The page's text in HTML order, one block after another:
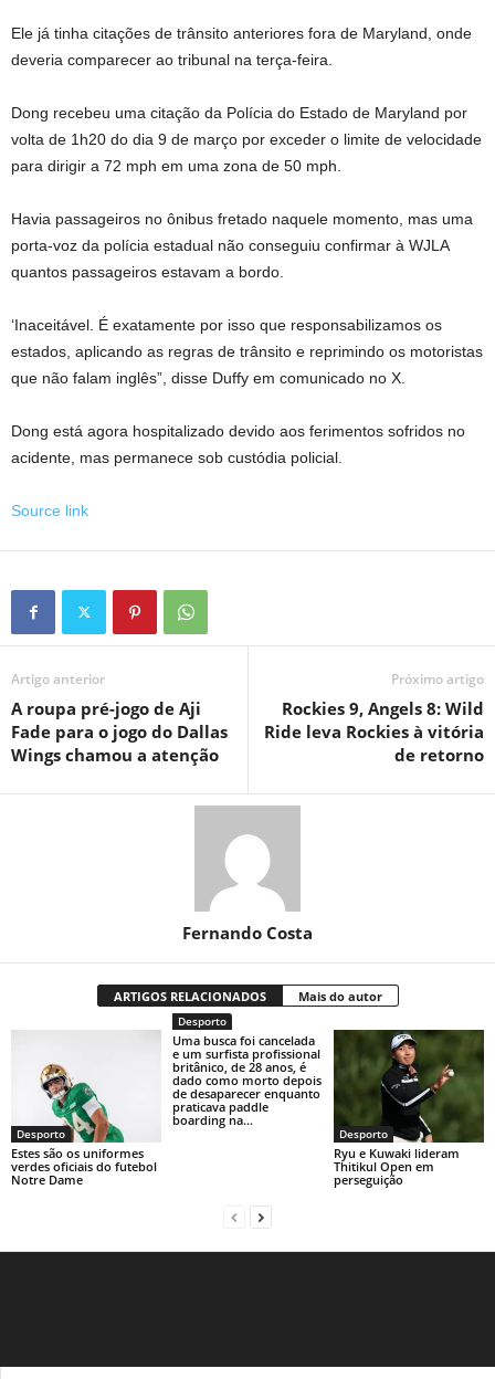
Ele já tinha citações de trânsito anteriores fora de Maryland, onde
deveria comparecer ao tribunal na terça-feira.
Dong recebeu uma citação da Polícia do Estado de Maryland por
volta de 1h20 do dia 9 de março por exceder o limite de velocidade
para dirigir a 72 mph em uma zona de 50 mph.
Havia passageiros no ônibus fretado naquele momento, mas uma
porta-voz da polícia estadual não conseguiu confirmar à WJLA
quantos passageiros estavam a bordo.
‘Inaceitável. É exatamente por isso que responsabilizamos os
estados, aplicando as regras de trânsito e reprimindo os motoristas
que não falam inglês”, disse Duffy em comunicado no X.
Dong está agora hospitalizado devido aos ferimentos sofridos no
acidente, mas permanece sob custódia policial.
Source link
Artigo anterior
A roupa pré-jogo de Aji
Fade para o jogo do Dallas
Wings chamou a atenção
Próximo artigo
Rockies 9, Angels 8: Wild
Ride leva Rockies à vitória
de retorno
Fernando Costa
ARTIGOS RELACIONADOS Mais do autor
Desporto
Estes são os uniformes
verdes oficiais do futebol
Notre Dame
Desporto
Uma busca foi cancelada
e um surfista profissional
britânico, de 28 anos, é
dado como morto depois
de desaparecer enquanto
praticava paddle
boarding na...
Desporto
Ryu e Kuwaki lideram
Thitikul Open em
perseguição